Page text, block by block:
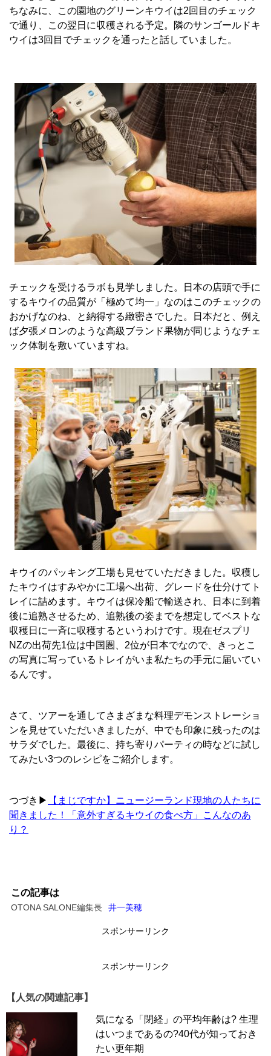
ちなみに、この園地のグリーンキウイは2回目のチェック
で通り、この翌日に収穫される予定。隣のサンゴールドキ
ウイは3回目でチェックを通ったと話していました。
チェックを受けるラボも見学しました。日本の店頭で手に
するキウイの品質が「極めて均一」なのはこのチェックの
おかげなのね、と納得する緻密さでした。日本だと、例え
ば夕張メロンのような高級ブランド果物が同じようなチェ
ック体制を敷いていますね。
キウイのパッキング工場も見せていただきました。収穫し
たキウイはすみやかに工場へ出荷、グレードを仕分けてト
レイに詰めます。キウイは保冷船で輸送され、日本に到着
後に追熟させるため、追熟後の姿までを想定してベストな
収穫日に一斉に収穫するというわけです。現在ゼスプリ
NZの出荷先1位は中国圏、2位が日本でなので、きっとこ
の写真に写っているトレイがいま私たちの手元に届いてい
るんです。
さて、ツアーを通してさまざまな料理デモンストレーショ
ンを見せていただいきましたが、中でも印象に残ったのは
サラダでした。最後に、持ち寄りパーティの時などに試し
てみたい3つのレシピをご紹介します。
つづき▶
【まじですか】ニュージーランド現地の人たちに
聞きました！「意外すぎるキウイの食べ方」こんなのあ
り？
この記事は
OTONA SALONE編集長 井一美穂
スポンサーリンク
スポンサーリンク
【人気の関連記事】
気になる「閉経」の平均年齢は? 生理
はいつまであるの?40代が知っておき
たい更年期